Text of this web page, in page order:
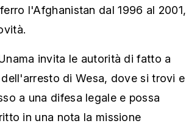
l'Afghanistan dal 1996 al 2001,
invita le autorità di fatto a
di Wesa, dove si trovi e
a una difesa legale e possa
in una nota la missione